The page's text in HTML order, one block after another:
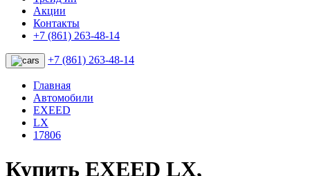
Акции
Контакты
+7 (861) 263-48-14
+7 (861) 263-48-14
Главная
Автомобили
EXEED
LX
17806
Купить EXEED LX,